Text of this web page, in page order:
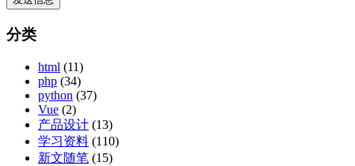
分类
html (11)
php (34)
python (37)
Vue (2)
产品设计 (13)
学习资料 (110)
新文随笔 (15)